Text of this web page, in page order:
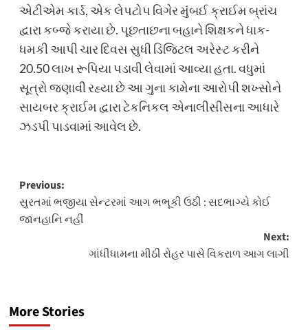
એટીએમ કાર્ડ, એક લેપટોપ વિગેર મુંબઈ ક્રાઈમ બ્રાંચ
દ્વારા કબ્જે કરાયા છે. પૂછતાછના બહાને શિક્ષકને ધાક-
ધમકી આપી ચાર દિવસ સુધી ડિજિટલ અરેસ્ટ કરીને
20.50 લાખ રૂપિયા પડાવી લેવામાં આવ્યા હતા. વધુમાં
સૂત્રો જણાવી રહ્યા છે આ ગુના કામેના આરોપી શખ્સોને
સાયબર ક્રાઈમ દ્વારા ટેકનિકલ એનાલીસીસના આધારે
ઝડપી પાડવામાં આવેલ છે.
Post
navigation
Previous:
સુરતમાં ભજીયા સેન્ટરમાં આગ ભભૂકી ઉઠી : સદભાગ્યે કોઈ
જાનહાનિ નહીં
Next:
ગાંધીધામના મીઠી રોહર પાસે વિકરાળ આગ લાગી
More Stories